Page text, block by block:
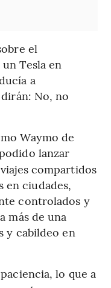
el
Tesla en
a
No, no
Waymo de
lanzar
compartidos
ciudades,
controlados y
más de una
y cabildeo en
lo que a